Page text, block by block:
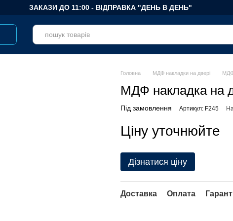
ЗАКАЗИ ДО 11:00 - ВІДПРАВКА "ДЕНЬ В ДЕНЬ"
Головна МДФ накладки на двері МДФ
МДФ накладка на
Під замовлення Артикул: F245
Ціну уточнюйте
Дізнатися ціну
Доставка Оплата